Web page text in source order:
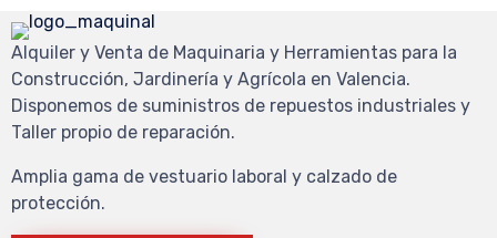
Alquiler y Venta de Maquinaria y Herramientas para la
Construcción, Jardinería y Agrícola en Valencia.
Disponemos de suministros de repuestos industriales y
Taller propio de reparación.
Amplia gama de vestuario laboral y calzado de
protección.